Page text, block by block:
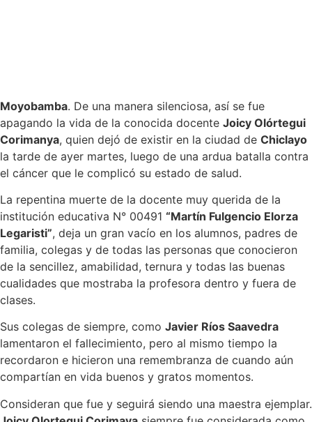
Moyobamba. De una manera silenciosa, así se fue
apagando la vida de la conocida docente Joicy Olórtegui
Corimanya, quien dejó de existir en la ciudad de Chiclayo
la tarde de ayer martes, luego de una ardua batalla contra
el cáncer que le complicó su estado de salud.
La repentina muerte de la docente muy querida de la
institución educativa N° 00491 “Martín Fulgencio Elorza
Legaristi”, deja un gran vacío en los alumnos, padres de
familia, colegas y de todas las personas que conocieron
de la sencillez, amabilidad, ternura y todas las buenas
cualidades que mostraba la profesora dentro y fuera de
clases.
Sus colegas de siempre, como Javier Ríos Saavedra
lamentaron el fallecimiento, pero al mismo tiempo la
recordaron e hicieron una remembranza de cuando aún
compartían en vida buenos y gratos momentos.
Consideran que fue y seguirá siendo una maestra ejemplar.